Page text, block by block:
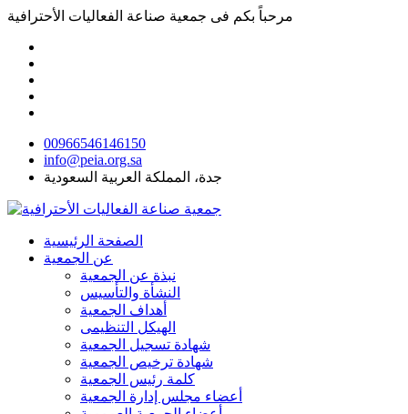
مرحباً بكم فى جمعية صناعة الفعاليات الأحترافية
00966546146150
info@peia.org.sa
جدة، المملكة العربية السعودية
الصفحة الرئيسية
عن الجمعية
نبذة عن الجمعية
النشأة والتأسيس
أهداف الجمعية
الهيكل التنظيمى
شهادة تسجيل الجمعية
شهادة ترخيص الجمعية
كلمة رئيس الجمعية
أعضاء مجلس إدارة الجمعية